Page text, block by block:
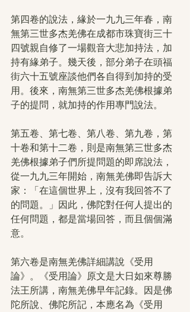
第四卷的說法，緣於一九九三年春，南
無第三世多杰羌佛在成都市珠寶街三十
四號親自修了一場觀音大悲加持法，加
持有緣弟子。幾天後，部分弟子在頭福
街六十五號座談他們各自得到加持的受
用。後來，南無第三世多杰羌佛根據弟
子的提問，就加持的作用專門說法。
第五卷、第七卷、第八卷、第九卷，第
十卷和第十二卷，則是南無第三世多杰
羌佛根據弟子們所提問題的即席說法，
從一九九三年開始，南無羌佛即告訴大
家：「在這個世界上，沒有我回答不了
的問題。」因此，佛陀對任何人提出的
任何問題，都是當場回答，而且個個滿
意。
第六卷是南無羌佛詳細講說《受用
論》。《受用論》原文是大日如來尊勝
法王所講，南無羌佛早年記錄。因是佛
陀所說、佛陀所記，本應名為《受用